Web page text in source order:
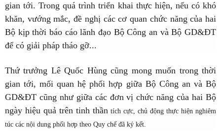
gian tới. Trong quá trình triển khai thực hiện, nếu có khó
khăn, vướng mắc, đề nghị các cơ quan chức năng của hai
Bộ kịp thời báo cáo lãnh đạo Bộ Công an và Bộ GD&ĐT
để có giải pháp tháo gỡ...
Thứ trưởng Lê Quốc Hùng cũng mong muốn trong thời
gian tới, mối quan hệ phối hợp giữa Bộ Công an và Bộ
GD&ĐT cũng như giữa các đơn vị chức năng của hai Bộ
ngày hiệu quả trên tinh thần tích cực, chủ động thực hiện nghiêm
túc các nội dung phối hợp theo Quy chế đã ký kết.